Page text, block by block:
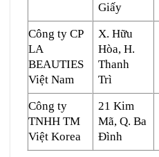
Giấy
Công ty CP
LA
BEAUTIES
Việt Nam
X. Hữu
Hòa, H.
Thanh
Trì
Công ty
TNHH TM
Việt Korea
21 Kim
Mã, Q. Ba
Đình